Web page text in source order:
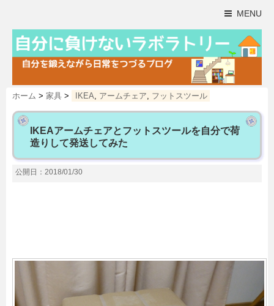
MENU
ホーム > 家具 > IKEA アームチェア フットスツール
IKEAアームチェアとフットスツールを自分で荷
造りして発送してみた
公開日：2018/01/30